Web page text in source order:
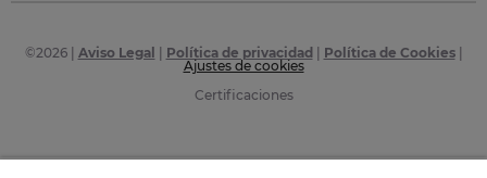
©2026| Aviso Legal Política de privacidad Política de Cookies|
Ajustes de cookies
Certificaciones